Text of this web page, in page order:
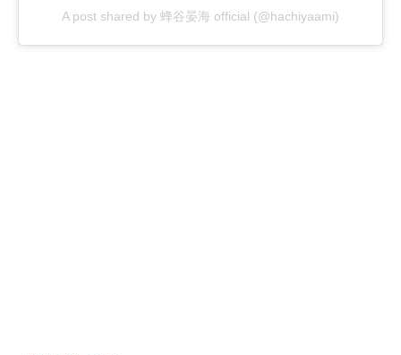
A post shared by 蜂谷晏海 official (@hachiyaami)